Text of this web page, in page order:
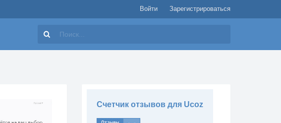
Войти Зарегистрироваться
Найти
Счетчик отзывов для Ucoz